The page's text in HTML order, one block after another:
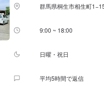
群馬県桐生市相生町
9:00 ~ 18:00
日曜・祝日
平均5時間で返信